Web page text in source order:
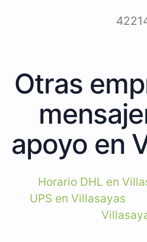
Otras
apoyo en
Horario DHL en
UPS en Villasayas